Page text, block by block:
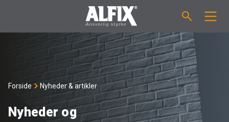
Støbemasse ”Mix”
Spartelmasse ”Mix”
VEJLEDNINGER
FORBRUGSBEREGNER
Forside Nyheder & artikler
Nyheder og